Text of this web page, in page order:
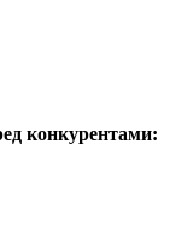
конкурентами: